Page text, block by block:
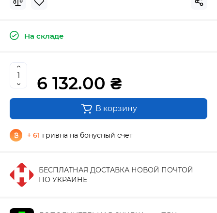
На складе
6 132.00 ₴
В корзину
+ 61 гривна на бонусный счет
БЕСПЛАТНАЯ ДОСТАВКА НОВОЙ ПОЧТОЙ
ПО УКРАИНЕ